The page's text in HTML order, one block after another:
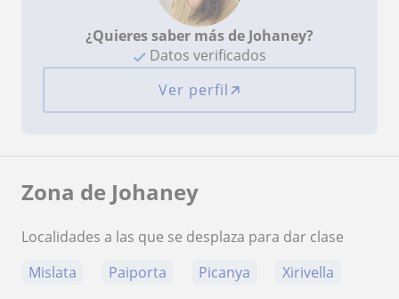
¿Quieres saber más de Johaney?
Datos verificados
Ver perfil
Zona de Johaney
Localidades a las que se desplaza para dar clase
Mislata
Paiporta Picanya Xirivella